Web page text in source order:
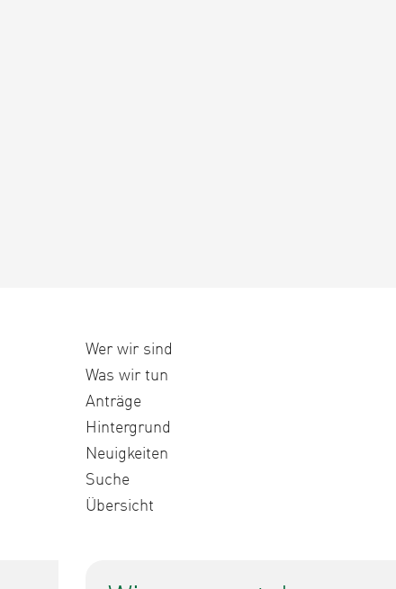
Wer wir sind
Was wir tun
Anträge
Hintergrund
Neuigkeiten
Suche
Übersicht